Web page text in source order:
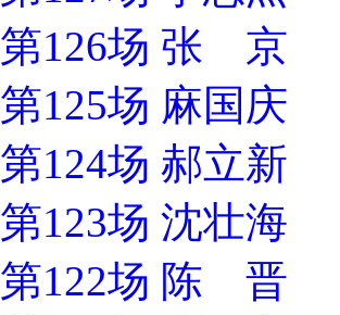
第126场 张 京
第125场 麻国庆
第124场 郝立新
第123场 沈壮海
第122场 陈 晋